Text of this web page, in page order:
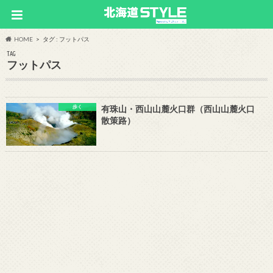
HOME タグ : フットパス
TAG
フットパス
歩く
有珠山・西山山麓火口群（西山山麓火口
散策路）